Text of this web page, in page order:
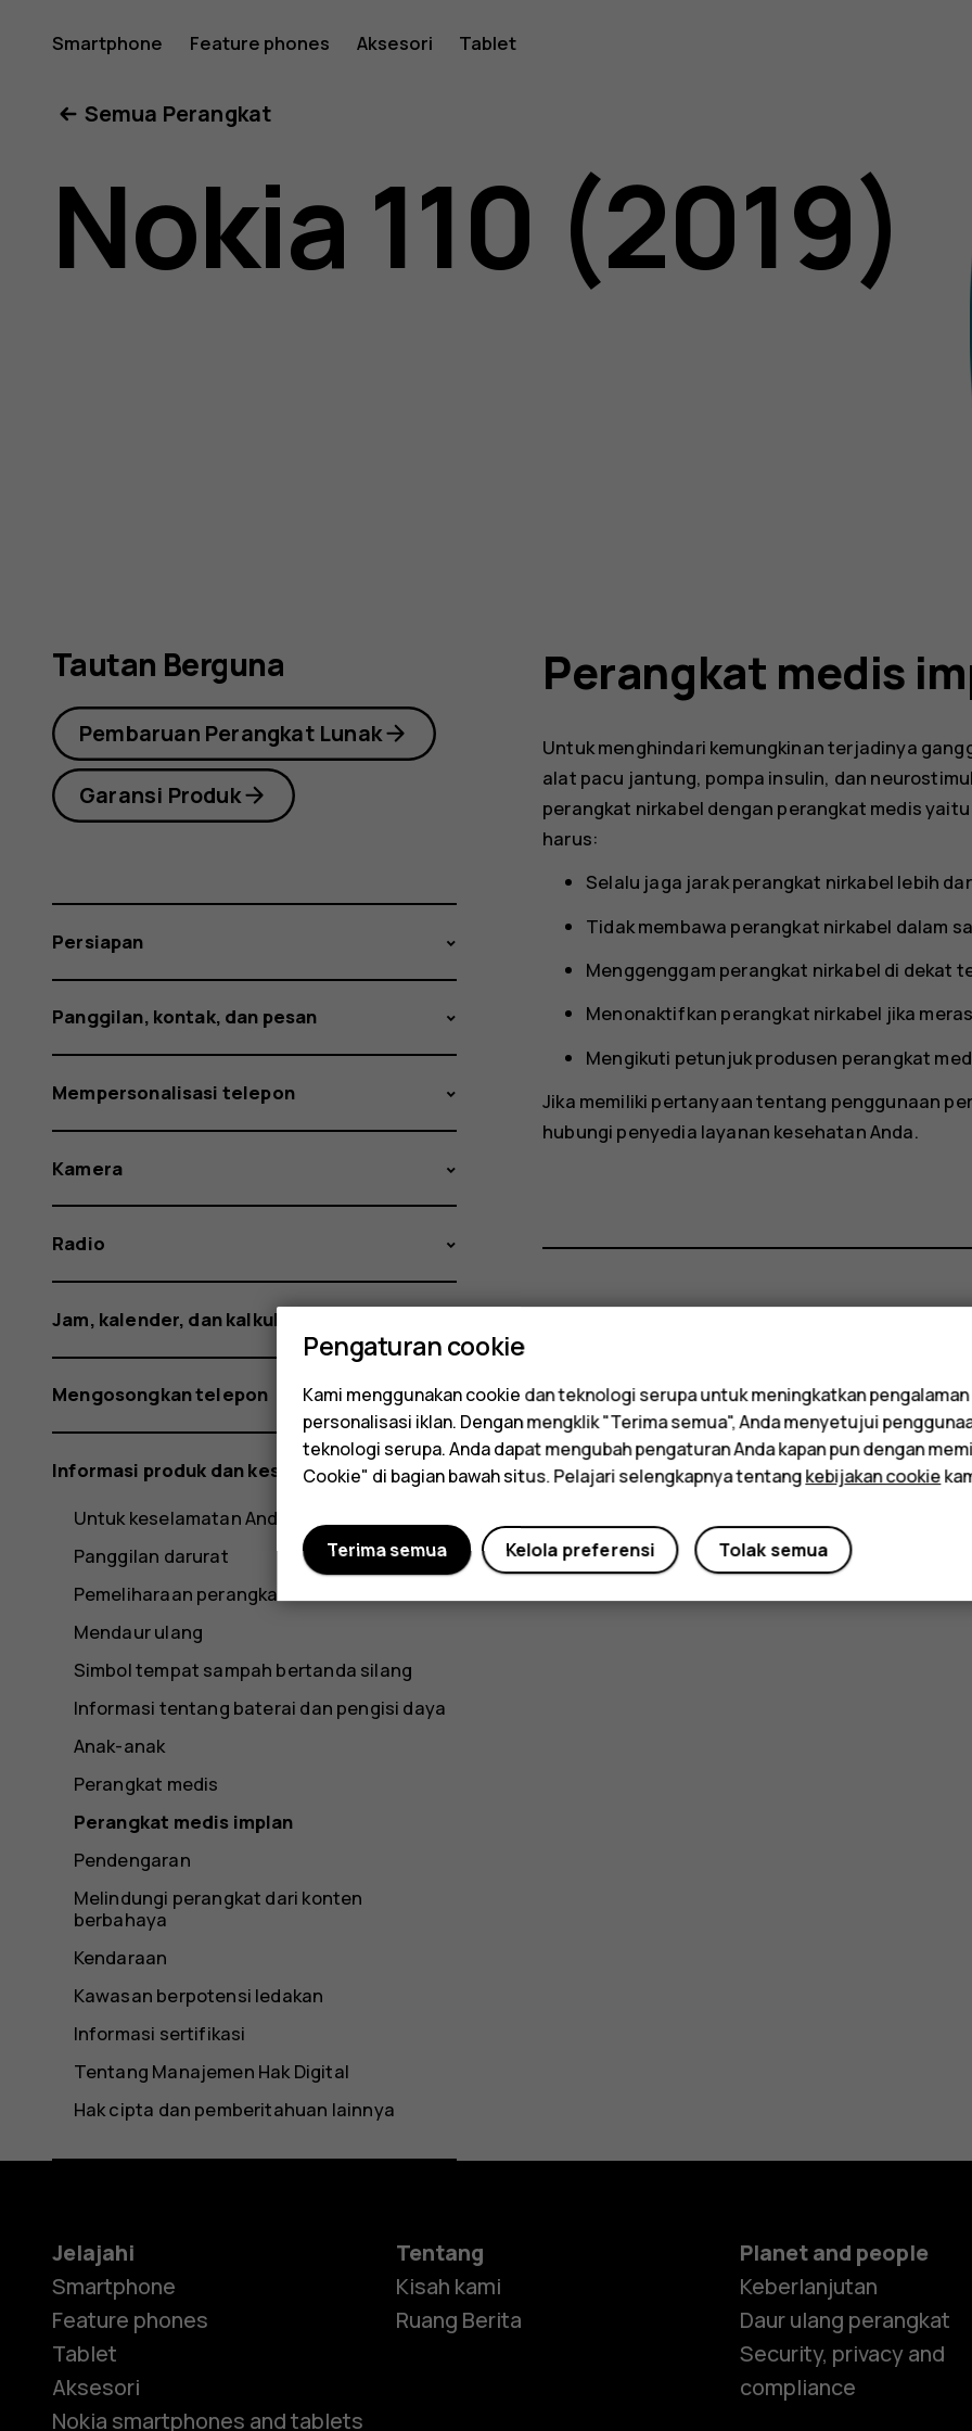
Buku
petunjuk
Nokia
Smartphone Feature phones Aksesori Tablet
Semua Perangkat
Nokia 110 (2019)
Perangkat medis
Untuk menghindari kemungkinan terjadinya
alat pacu jantung, pompa insulin, dan
perangkat nirkabel dengan perangkat medis
harus:
Selalu jaga jarak perangkat nirkabel lebih
Tidak membawa perangkat nirkabel dalam
Menggenggam perangkat nirkabel di dekat
Menonaktifkan perangkat nirkabel jika
Mengikuti petunjuk produsen perangkat
Jika memiliki pertanyaan tentang penggunaan
hubungi penyedia layanan kesehatan Anda.
Ya Tidak
Tautan Berguna
Pembaruan Perangkat Lunak
Garansi Produk
Persiapan
Panggilan, kontak, dan pesan
Mempersonalisasi telepon
Kamera
Radio
Jam, kalender, dan kalkulator
Mengosongkan telepon
Informasi produk dan keselamatan
Untuk keselamatan Anda
Panggilan darurat
Pemeliharaan perangkat
Mendaur ulang
Simbol tempat sampah bertanda silang
Informasi tentang baterai dan pengisi daya
Anak-anak
Perangkat medis
Perangkat medis implan
Pendengaran
Melindungi perangkat dari konten
berbahaya
Kendaraan
Kawasan berpotensi ledakan
Informasi sertifikasi
Tentang Manajemen Hak Digital
Hak cipta dan pemberitahuan lainnya
Jelajahi
Smartphone
Feature phones
Tablet
Aksesori
Nokia smartphones and tablets
Tentang
Kisah kami
Ruang Berita
Planet and people
Keberlanjutan
Daur ulang perangkat
Security, privacy and
compliance
Pengaturan cookie
Kami menggunakan cookie dan teknologi serupa untuk meningkatkan
personalisasi iklan. Dengan mengklik "Terima semua", Anda menyetujui
teknologi serupa. Anda dapat mengubah pengaturan Anda kapan pun dengan
Cookie" di bagian bawah situs. Pelajari selengkapnya tentangkebijakan cookie
Tolak semua
Kelola preferensi
Terima semua